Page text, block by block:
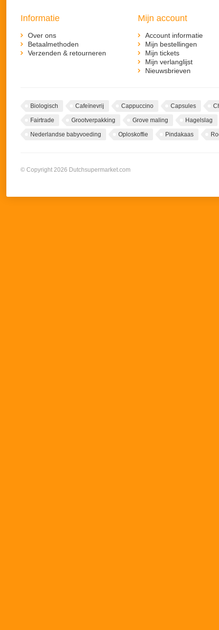
Informatie
Over ons
Betaalmethoden
Verzenden & retourneren
Mijn account
Account informatie
Mijn bestellingen
Mijn tickets
Mijn verlanglijst
Nieuwsbrieven
Biologisch Cafeïnevrij Cappuccino Capsules
Fairtrade Grootverpakking Grove maling Hagelslag
Nederlandse babyvoeding Oploskoffie Pindakaas
© Copyright 2026 Dutchsupermarket.com